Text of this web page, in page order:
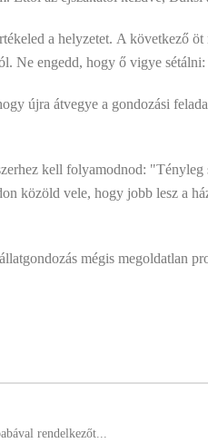
a helyzetet. A következő
Ne engedd, hogy ő vigye
újra átvegye a gondozási
kell folyamodnod:
közöld vele, hogy jobb lesz a
mégis megoldatlan
rendelkezőt...